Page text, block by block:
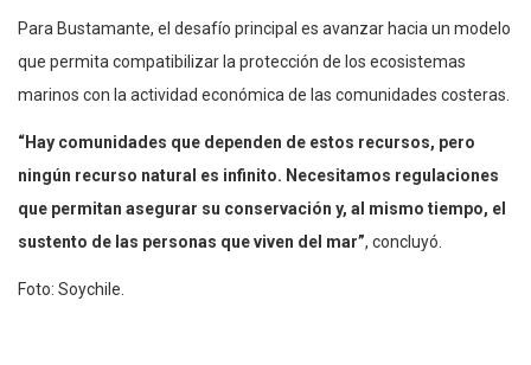
Para Bustamante, el desafío principal es avanzar hacia un modelo
que permita compatibilizar la protección de los ecosistemas
marinos con la actividad económica de las comunidades costeras.
“Hay comunidades que dependen de estos recursos, pero
ningún recurso natural es infinito. Necesitamos regulaciones
que permitan asegurar su conservación y, al mismo tiempo, el
sustento de las personas que viven del mar”, concluyó.
Foto: Soychile.